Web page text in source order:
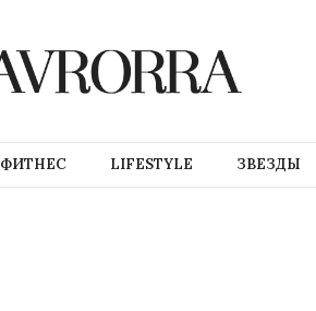
ФИТНЕС LIFESTYLE ЗВЕЗДЫ